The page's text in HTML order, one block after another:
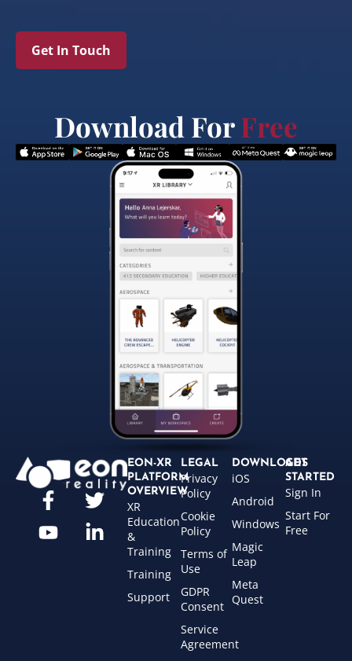
Get In Touch
Download ForFree
EON-XR
PLATFORM
OVERVIEW
XR
Education
&
Training
Training
Support
LEGAL
Privacy
Policy
Cookie
Policy
Terms of
Use
GDPR
Consent
Service
Agreement
DOWNLOADS
iOS
Android
Windows
Magic
Leap
Meta
Quest
GET
STARTED
Sign In
Start For
Free